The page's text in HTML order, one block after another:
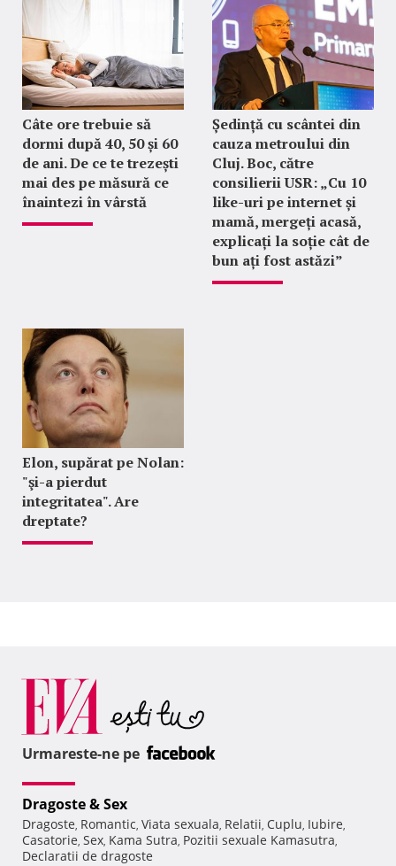
Câte ore trebuie să
dormi după 40, 50 și 60
de ani. De ce te trezești
mai des pe măsură ce
înaintezi în vârstă
Ședință cu scântei din
cauza metroului din
Cluj. Boc, către
consilierii USR: „Cu 10
like-uri pe internet și
mamă, mergeți acasă,
explicați la soție cât de
bun ați fost astăzi”
Elon, supărat pe Nolan:
"şi-a pierdut
integritatea". Are
dreptate?
Urmareste-ne pe
Dragoste & Sex
Dragoste, Romantic, Viata sexuala, Relatii, Cuplu, Iubire,
Casatorie, Sex, Kama Sutra, Pozitii sexuale Kamasutra,
Declaratii de dragoste